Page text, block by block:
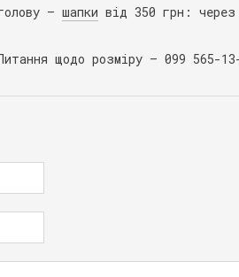
— шапки від 350 грн:
щодо розміру — 099 565-